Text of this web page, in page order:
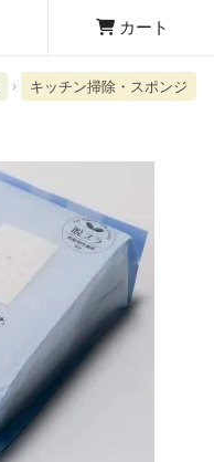
カート
キッチン掃除・スポンジ